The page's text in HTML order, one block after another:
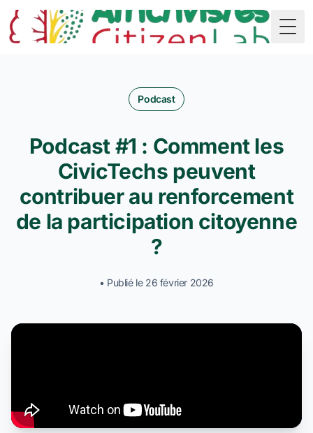
🇬🇳
Podcast
Podcast #1 : Comment les
CivicTechs peuvent
contribuer au renforcement
de la participation citoyenne
?
• Publié le 26 février 2026